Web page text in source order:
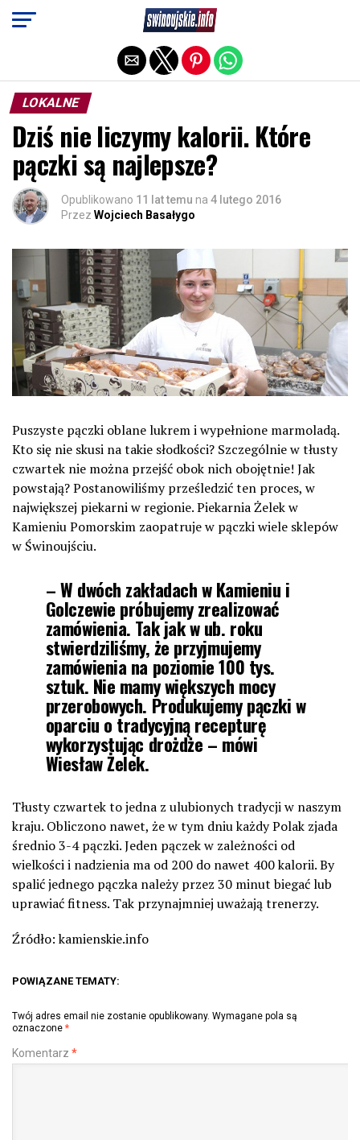
LOKALNE
Dziś nie liczymy kalorii. Które
pączki są najlepsze?
Opublikowano 11 lat temu na 4 lutego 2016
Przez Wojciech Basałygo
Puszyste pączki oblane lukrem i wypełnione marmoladą.
Kto się nie skusi na takie słodkości? Szczególnie w tłusty
czwartek nie można przejść obok nich obojętnie! Jak
powstają? Postanowiliśmy prześledzić ten proces, w
największej piekarni w regionie. Piekarnia Żelek w
Kamieniu Pomorskim zaopatruje w pączki wiele sklepów
w Świnoujściu.
– W dwóch zakładach w Kamieniu i
Golczewie próbujemy zrealizować
zamówienia. Tak jak w ub. roku
stwierdziliśmy, że przyjmujemy
zamówienia na poziomie 100 tys.
sztuk. Nie mamy większych mocy
przerobowych. Produkujemy pączki w
oparciu o tradycyjną recepturę
wykorzystując drożdże – mówi
Wiesław Żelek.
Tłusty czwartek to jedna z ulubionych tradycji w naszym
kraju. Obliczono nawet, że w tym dniu każdy Polak zjada
średnio 3-4 pączki. Jeden pączek w zależności od
wielkości i nadzienia ma od 200 do nawet 400 kalorii. By
spalić jednego pączka należy przez 30 minut biegać lub
uprawiać fitness. Tak przynajmniej uważają trenerzy.
Źródło: kamienskie.info
POWIĄZANE TEMATY:
Twój adres email nie zostanie opublikowany. Wymagane pola są
oznaczone *
Komentarz *
Exit mobile version